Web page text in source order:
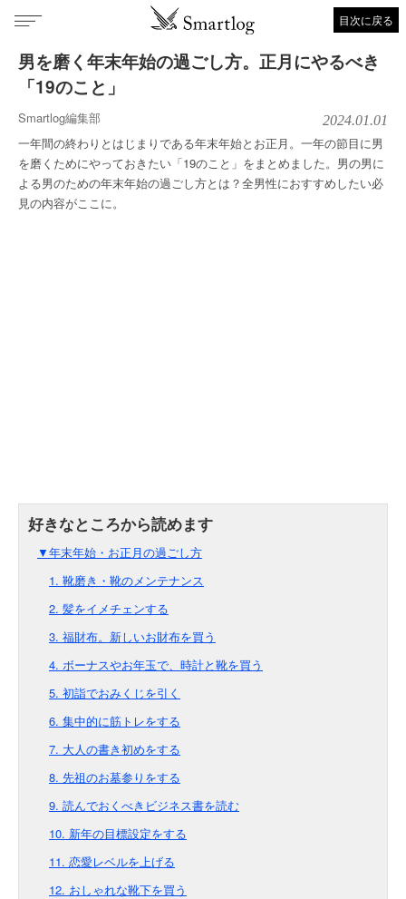
目次に戻る
男を磨く年末年始の過ごし方。正月にやるべき
「19のこと」
Smartlog編集部 2024.01.01
一年間の終わりとはじまりである年末年始とお正月。一年の節目に男
を磨くためにやっておきたい「19のこと」をまとめました。男の男に
よる男のための年末年始の過ごし方とは？全男性におすすめしたい必
見の内容がここに。
▼年末年始・お正月の過ごし方
1. 靴磨き・靴のメンテナンス
2. 髪をイメチェンする
3. 福財布。新しいお財布を買う
4. ボーナスやお年玉で、時計と靴を買う
5. 初詣でおみくじを引く
6. 集中的に筋トレをする
7. 大人の書き初めをする
8. 先祖のお墓参りをする
9. 読んでおくべきビジネス書を読む
10. 新年の目標設定をする
11. 恋愛レベルを上げる
12. おしゃれな靴下を買う